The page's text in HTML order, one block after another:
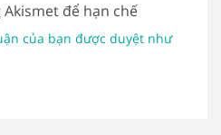
để hạn chế
của bạn được duyệt như